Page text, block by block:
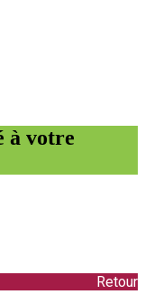
à votre
Retour